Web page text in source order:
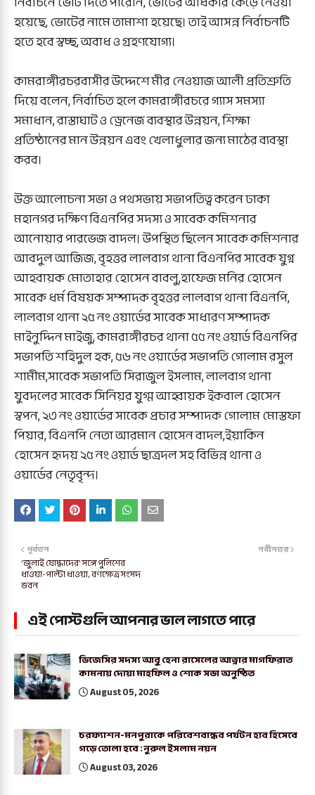
হয়েছে, ভোটের নামে তামাশা হয়েছে। তাই আসন্ন নির্বাচনটি
হতে হবে স্বচ্ছ, অবাধ ও গ্রহণযোগ্য।
কামরাঙ্গীরচরবাসীর উদ্দেশে মীর নেওয়াজ আলী প্রতিশ্রুতি
দিয়ে বলেন, নির্বাচিত হলে কামরাঙ্গীরচরে গ্যাস সমস্যা
সমাধান, রাস্তাঘাট ও ড্রেনেজ ব্যবস্থার উন্নয়ন, শিক্ষা
প্রতিষ্ঠানের মান উন্নয়ন এবং খেলাধুলার জন্য মাঠের ব্যবস্থা
করব।
উক্ত আলোচনা সভা ও পথসভায় সভাপতিত্ব করেন ঢাকা
মহানগর দক্ষিণ বিএনপির সদস্য ও সাবেক কমিশনার
আনোয়ার পারভেজ বাদল। উপস্থিত ছিলেন সাবেক কমিশনার
আবদুল আজিজ, বৃহত্তর লালবাগ থানা বিএনপির সাবেক যুগ্ন
আহবায়ক মোতাহার হোসেন বাবলু,হাফেজ মনির হোসেন
সাবেক ধর্ম বিষয়ক সম্পাদক বৃহত্তর লালবাগ থানা বিএনপি,
লালবাগ থানা ২৫ নং ওয়ার্ডের সাবেক সাধারণ সম্পাদক
মাইনুদ্দিন মাইজু, কামরাঙ্গীরচর থানা ৫৫ নং ওয়ার্ড বিএনপির
সভাপতি শহিদুল হক, ৫৬ নং ওয়ার্ডের সভাপতি গোলাম রসুল
শামীম,সাবেক সভাপতি সিরাজুল ইসলাম, লালবাগ থানা
যুবদলের সাবেক সিনিয়র যুগ্ম আহ্বায়ক ইকবাল হোসেন
স্বপন, ২৩ নং ওয়ার্ডের সাবেক প্রচার সম্পাদক গোলাম মোস্তফা
পিয়ার, বিএনপি নেতা আরমান হোসেন বাদল,ইয়াকিন
হোসেন হৃদয় ২৫ নং ওয়ার্ড ছাত্রদল সহ বিভিন্ন থানা ও
ওয়ার্ডের নেতৃবৃন্দ।
নবীনতর
পূর্বতন
‘জুলাই যোদ্ধাদের’ সঙ্গে পুলিশের
ধাওয়া-পাল্টা ধাওয়া, রণক্ষেত্র সংসদ
ভবন
এই পোস্টগুলি আপনার ভাল লাগতে পারে
ডিজেসির সদস্য আবু হেনা রাসেলের আত্নার মাগফিরাত
কামনায় দোয়া মাহফিল ও শোক সভা অনুষ্ঠিত
August 05, 2026
চরফ্যাশন-মনপুরাকে পরিবেশবান্ধব পর্যটন হাব হিসেবে
গড়ে তোলা হবে : নুরুল ইসলাম নয়ন
August 03, 2026